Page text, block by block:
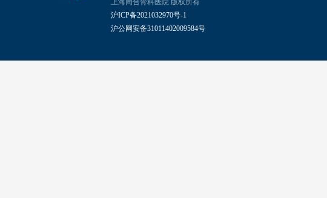
上海同合骨科医院 版权所有
沪ICP备2021032970号-1
沪公网安备31011402009584号